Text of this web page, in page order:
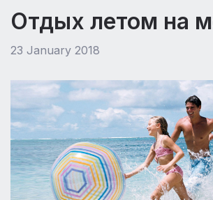
Отдых летом на
23 January 2018